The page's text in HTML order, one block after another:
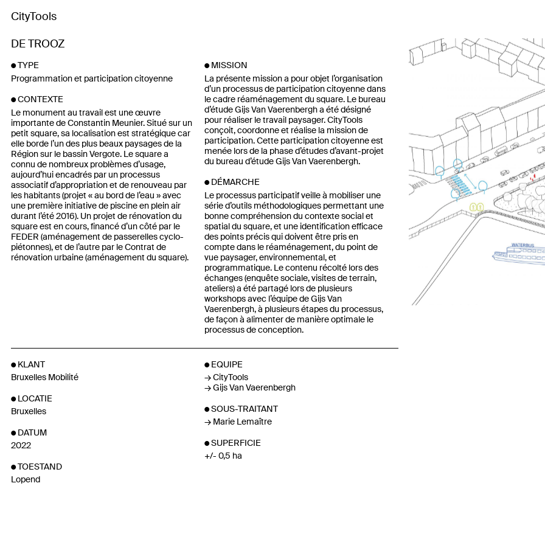
CityTools
DE TROOZ
TYPE
Programmation et participation citoyenne
CONTEXTE
Le monument au travail est une œuvre
importante de Constantin Meunier. Situé sur un
petit square, sa localisation est stratégique car
elle borde l’un des plus beaux paysages de la
Région sur le bassin Vergote. Le square a
connu de nombreux problèmes d’usage,
aujourd’hui encadrés par un processus
associatif d’appropriation et de renouveau par
les habitants (projet « au bord de l’eau » avec
une première initiative de piscine en plein air
durant l’été 2016). Un projet de rénovation du
square est en cours, financé d’un côté par le
FEDER (aménagement de passerelles cyclo-
piétonnes), et de l’autre par le Contrat de
rénovation urbaine (aménagement du square).
MISSION
La présente mission a pour objet l’organisation
d’un processus de participation citoyenne dans
le cadre réaménagement du square. Le bureau
d’étude Gijs Van Vaerenbergh a été désigné
pour réaliser le travail paysager. CityTools
conçoit, coordonne et réalise la mission de
participation. Cette participation citoyenne est
menée lors de la phase d’études d’avant-projet
du bureau d’étude Gijs Van Vaerenbergh.
DÉMARCHE
Le processus participatif veille à mobiliser une
série d’outils méthodologiques permettant une
bonne compréhension du contexte social et
spatial du square, et une identification efficace
des points précis qui doivent être pris en
compte dans le réaménagement, du point de
vue paysager, environnemental, et
programmatique. Le contenu récolté lors des
échanges (enquête sociale, visites de terrain,
ateliers) a été partagé lors de plusieurs
workshops avec l’équipe de Gijs Van
Vaerenbergh, à plusieurs étapes du processus,
de façon à alimenter de manière optimale le
processus de conception.
KLANT
Bruxelles Mobilité
LOCATIE
Bruxelles
DATUM
2022
TOESTAND
Lopend
EQUIPE
CityTools
Gijs Van Vaerenbergh
SOUS-TRAITANT
Marie Lemaître
SUPERFICIE
+/- 0,5 ha